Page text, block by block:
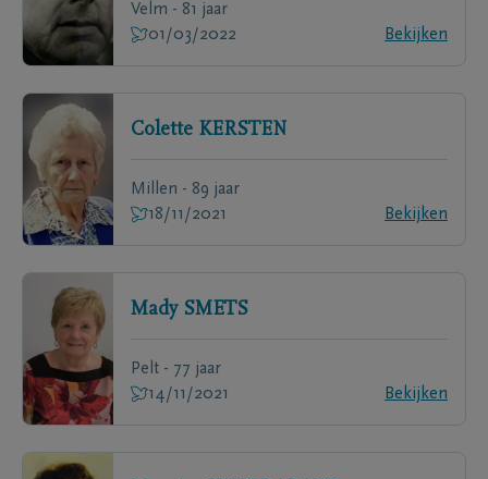
Velm - 81 jaar
01/03/2022
Bekijken
Colette KERSTEN
Millen - 89 jaar
18/11/2021
Bekijken
Mady SMETS
Pelt - 77 jaar
14/11/2021
Bekijken